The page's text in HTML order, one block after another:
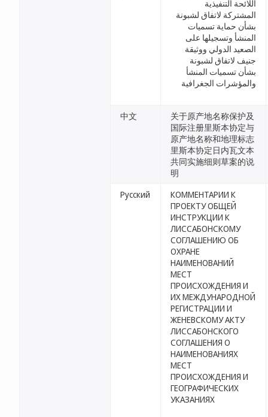
اللائحة التنفيذية
المشتركة لاتفاق لشبونة
بشأن حماية تسميات
المنشأ وتسجيلها على
الصعيد الدولي ووثيقة
جنيف لاتفاق لشبونة
بشأن تسميات المنشأ
والمؤشرات الجغرافية
中文
关于原产地名称保护及
国际注册里斯本协定与
原产地名称和地理标志
里斯本协定日内瓦文本
共同实施细则草案的说
明
Русский
КОММЕНТАРИИ К
ПРОЕКТУ ОБЩЕЙ
ИНСТРУКЦИИ К
ЛИССАБОНСКОМУ
СОГЛАШЕНИЮ ОБ
ОХРАНЕ
НАИМЕНОВАНИЙ
МЕСТ
ПРОИСХОЖДЕНИЯ И
ИХ МЕЖДУНАРОДНОЙ
РЕГИСТРАЦИИ И
ЖЕНЕВСКОМУ АКТУ
ЛИССАБОНСКОГО
СОГЛАШЕНИЯ О
НАИМЕНОВАНИЯХ
МЕСТ
ПРОИСХОЖДЕНИЯ И
ГЕОГРАФИЧЕСКИХ
УКАЗАНИЯХ